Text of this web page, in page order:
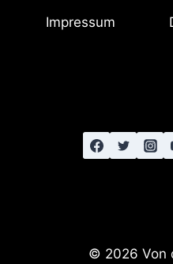
Impressum
© 2026 Von